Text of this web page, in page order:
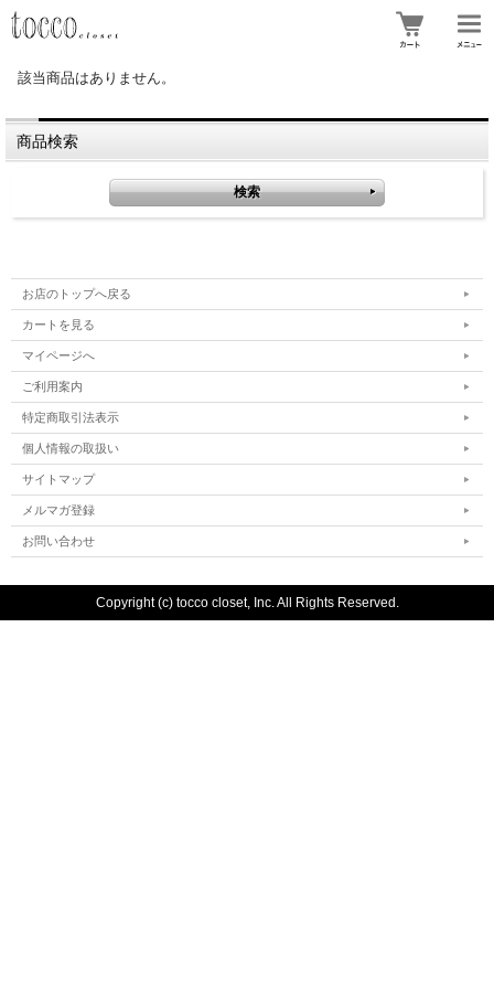
該当商品はありません。
商品検索
お店のトップへ戻る
カートを見る
マイページへ
ご利用案内
特定商取引法表示
個人情報の取扱い
サイトマップ
メルマガ登録
お問い合わせ
Copyright (c) tocco closet, Inc. All Rights Reserved.